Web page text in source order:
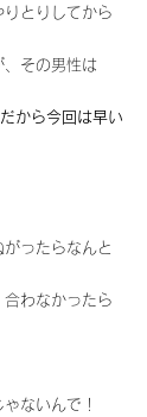
りとりしてから
、その男性は
から今回は早い
ったらなんと
合わなかったら
ないんで！